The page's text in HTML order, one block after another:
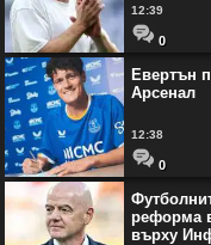
12:39
0
Евертън
Арсенал
12:38
0
реформа
върху